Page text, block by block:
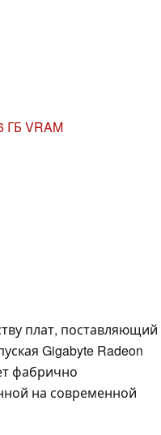
ГБ VRAM
плат, поставляющий
Gigabyte Radeon
фабрично
на современной